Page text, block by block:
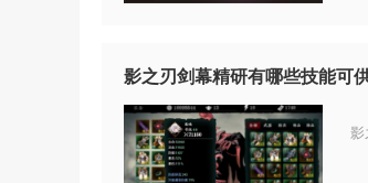
影之刃剑幕精研有哪些技能可
影